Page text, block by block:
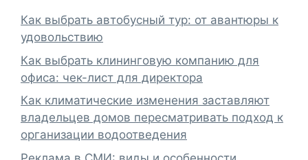
Как выбрать автобусный тур: от авантюры к
удовольствию
Как выбрать клининговую компанию для
офиса: чек-лист для директора
Как климатические изменения заставляют
владельцев домов пересматривать подход к
организации водоотведения